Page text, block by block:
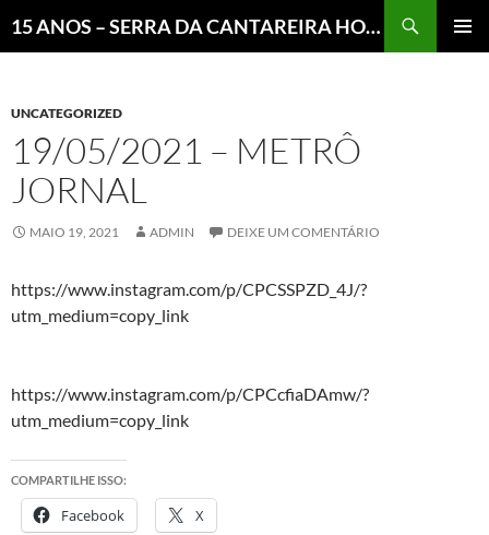
15 ANOS – SERRA DA CANTAREIRA HOJE E COTIDIANO DO BRASIL E DO MUNDO
UNCATEGORIZED
19/05/2021 – METRÔ
JORNAL
MAIO 19, 2021 ADMIN DEIXE UM COMENTÁRIO
https://www.instagram.com/p/CPCSSPZD_4J/?
utm_medium=copy_link
https://www.instagram.com/p/CPCcfiaDAmw/?
utm_medium=copy_link
COMPARTILHE ISSO:
Facebook X